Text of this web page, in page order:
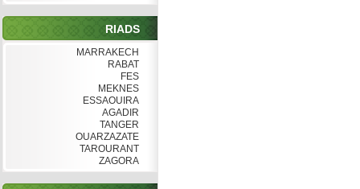
RIADS
MARRAKECH
RABAT
FES
MEKNES
ESSAOUIRA
AGADIR
TANGER
OUARZAZATE
TAROURANT
ZAGORA